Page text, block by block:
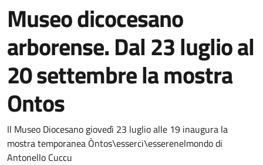
Museo dicocesano
arborense. Dal 23 luglio al
20 settembre la mostra
Ontos
Dettagli della notizia
Il Museo Diocesano giovedì 23 luglio alle 19 inaugura la
mostra temporanea Òntos\esserci\esserenelmondo di
Antonello Cuccu